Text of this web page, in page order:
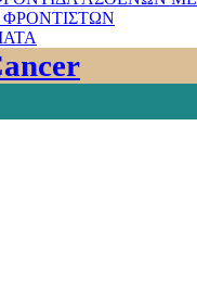
Garone και Luke
trends του
να επαναφέρουν στη
τη μητέρα ενός φίλου
μαστού, αποφάσισαν να
με μια
εξελίχθηκε σε ένα
ανάγκη για εγρήγορση
υγεία.